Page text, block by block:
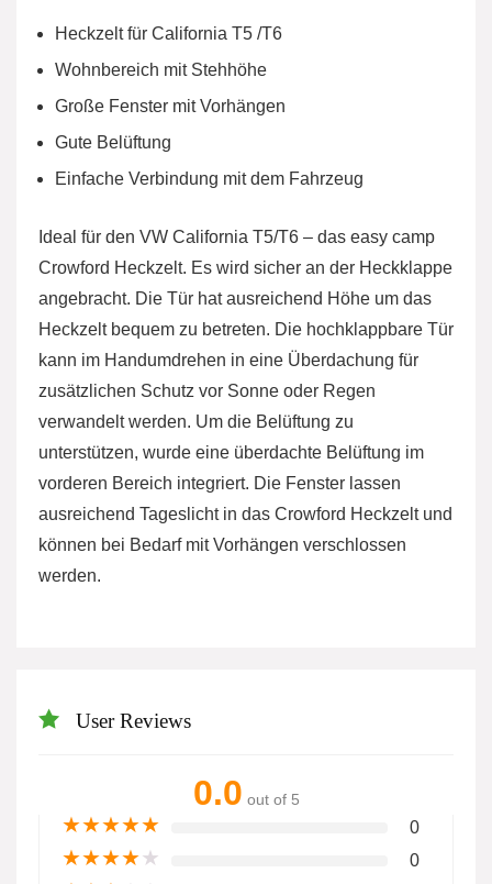
Heckzelt für California T5 /T6
Wohnbereich mit Stehhöhe
Große Fenster mit Vorhängen
Gute Belüftung
Einfache Verbindung mit dem Fahrzeug
Ideal für den VW California T5/T6 – das easy camp
Crowford Heckzelt. Es wird sicher an der Heckklappe
angebracht. Die Tür hat ausreichend Höhe um das
Heckzelt bequem zu betreten. Die hochklappbare Tür
kann im Handumdrehen in eine Überdachung für
zusätzlichen Schutz vor Sonne oder Regen
verwandelt werden. Um die Belüftung zu
unterstützen, wurde eine überdachte Belüftung im
vorderen Bereich integriert. Die Fenster lassen
ausreichend Tageslicht in das Crowford Heckzelt und
können bei Bedarf mit Vorhängen verschlossen
werden.
User Reviews
0.0 out of 5
★★★★★ 0
★★★★★ 0